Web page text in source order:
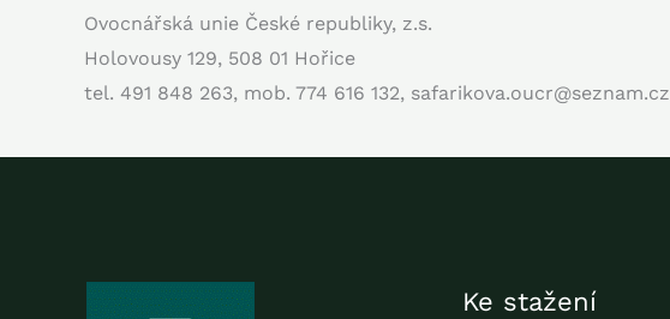
Ovocnářská unie České republiky, z.s.
Holovousy 129, 508 01 Hořice
tel. 491 848 263, mob. 774 616 132, safarikova.oucr@seznam.cz
Ke stažení